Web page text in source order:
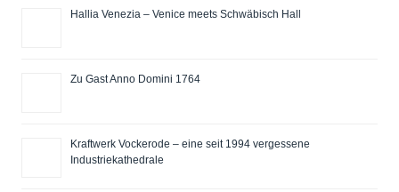
Hallia Venezia – Venice meets Schwäbisch Hall
Zu Gast Anno Domini 1764
Kraftwerk Vockerode – eine seit 1994 vergessene
Industriekathedrale